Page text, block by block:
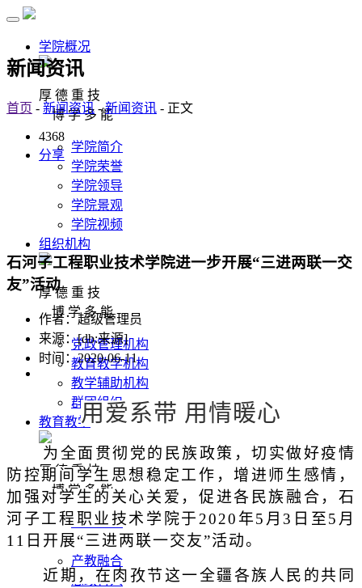
学院概况
厚 德 重 技
博 学 多 能
学院简介
学院荣誉
学院领导
学院景观
学院视频
组织机构
厚 德 重 技
博 学 多 能
党政管理机构
教育教学机构
教学辅助机构
群团组织
教育教学
厚 德 重 技
博 学 多 能
师资队伍
专业建设
产教融合
思政育人
新闻资讯
首页 - 新闻资讯 -新闻资讯 - 正文
4368
分享
石河子工程职业技术学院进一步开展“三进两联一交
友”活动
作者：超级管理员
来源：[db:来源]
时间：2020-06-11
用爱系带 用情暖心
为全面贯彻党的民族政策，切实做好疫情
防控期间学生思想稳定工作，增进师生感情，
加强对学生的关心关爱，促进各民族融合，石
河子工程职业技术学院于2020年5月3日至5月
11日开展“三进两联一交友”活动。
近期，在肉孜节这一全疆各族人民的共同